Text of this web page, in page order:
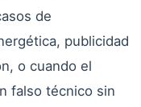
de
publicidad
o cuando el
falso técnico sin